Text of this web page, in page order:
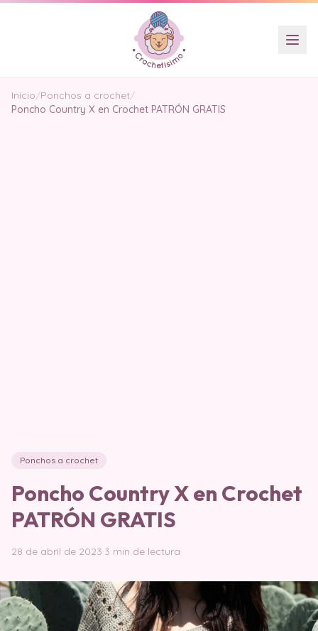
Inicio/Ponchos a crochet/
Poncho Country X en Crochet PATRÓN GRATIS
Ponchos a crochet
Poncho Country X en Crochet
PATRÓN GRATIS
28 de abril de 2023·3 min de lectura